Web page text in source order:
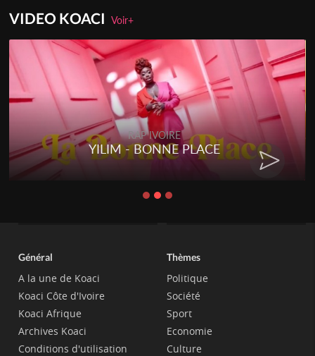
VIDEO KOACIVoir+
RAP IVOIRE
YILIM - BONNE PLACE
Général
A la une de Koaci
Koaci Côte d'Ivoire
Koaci Afrique
Archives Koaci
Conditions d'utilisation
Thèmes
Politique
Société
Sport
Economie
Culture